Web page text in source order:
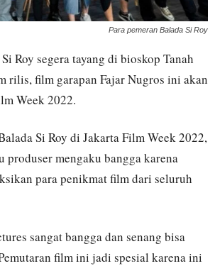
Para pemeran Balada Si Roy
Roy segera tayang di bioskop Tanah
rilis, film garapan Fajar Nugros ini akan
Week 2022.
Si Roy di Jakarta Film Week 2022,
produser mengaku bangga karena
para penikmat film dari seluruh
sangat bangga dan senang bisa
film ini jadi spesial karena ini